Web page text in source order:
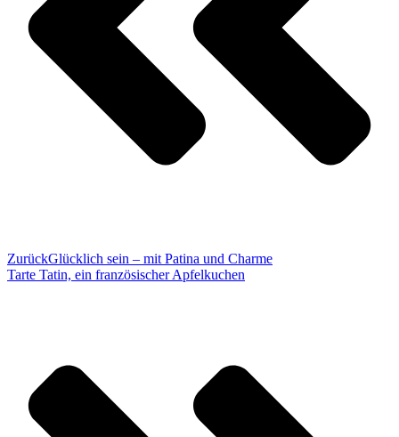
ZurückGlücklich sein – mit Patina und Charme
Tarte Tatin, ein französischer Apfelkuchen